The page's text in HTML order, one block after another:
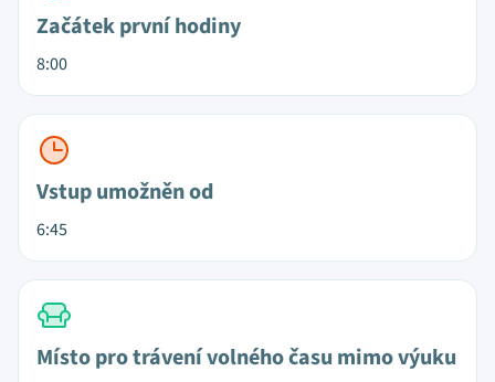
Začátek první hodiny
8:00
Vstup umožněn od
6:45
Místo pro trávení volného času mimo výuku